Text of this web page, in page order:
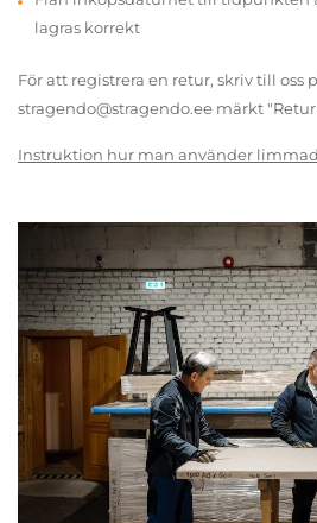
lagras korrekt
För att registrera en retur, skriv till oss
stragendo@stragendo.ee märkt
Instruktion hur man använder